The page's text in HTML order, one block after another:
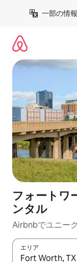
一部の情
フォートワ
ンタル
Airbnbでユニー
エリア
検索結果が表示